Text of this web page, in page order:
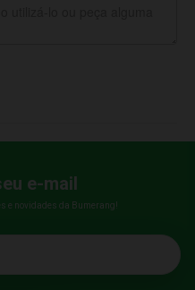
e-mail
e novidades da Bumerang!